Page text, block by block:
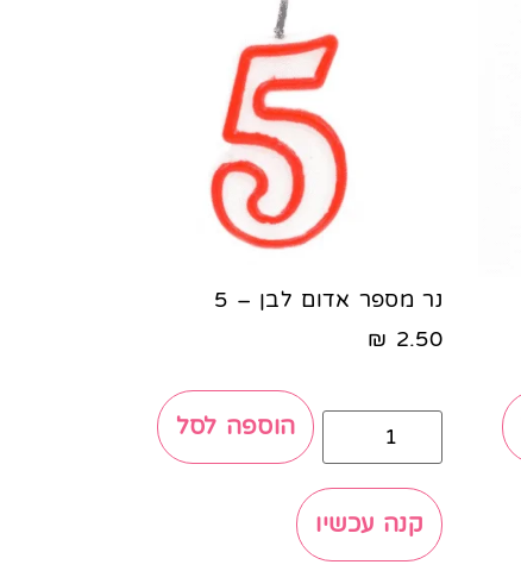
נר מספר אדום לבן – 5
2.50
₪
הוספה לסל
קנה עכשיו